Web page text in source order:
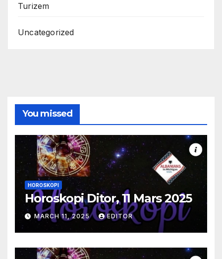
Turizem
Uncategorized
You missed
HOROSKOPI
Horoskopi Ditor, 11 Mars 2025
MARCH 11, 2025 EDITOR